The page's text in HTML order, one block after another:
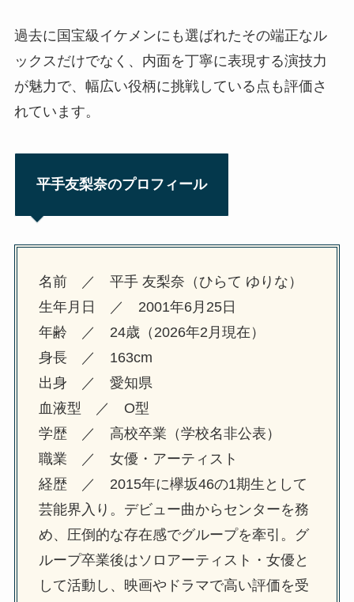
過去に国宝級イケメンにも選ばれたその端正なル
ックスだけでなく、内面を丁寧に表現する演技力
が魅力で、幅広い役柄に挑戦している点も評価さ
れています。
平手友梨奈のプロフィール
名前 ／ 平手 友梨奈（ひらて ゆりな）
生年月日 ／ 2001年6月25日
年齢 ／ 24歳（2026年2月現在）
身長 ／ 163cm
出身 ／ 愛知県
血液型 ／ O型
学歴 ／ 高校卒業（学校名非公表）
職業 ／ 女優・アーティスト
経歴 ／ 2015年に欅坂46の1期生として
芸能界入り。デビュー曲からセンターを務
め、圧倒的な存在感でグループを牽引。グ
ループ卒業後はソロアーティスト・女優と
して活動し、映画やドラマで高い評価を受